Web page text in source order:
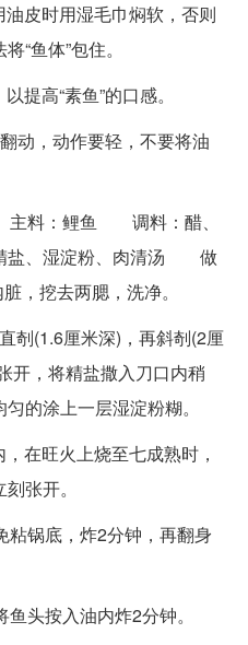
时用湿毛巾焖软，否则
“鱼体”包住。
高“素鱼”的口感。
，动作要轻，不要将油
料：鲤鱼 调料：醋、
盐、湿淀粉、肉清汤 做
挖去两腮，洗净。
剞(1.6厘米深)，再斜剞(2厘
开，将精盐撒入刀口内稍
的涂上一层湿淀粉糊。
旺火上烧至七成熟时，
张开。
粘锅底，炸2分钟，再翻身
头按入油内炸2分钟。